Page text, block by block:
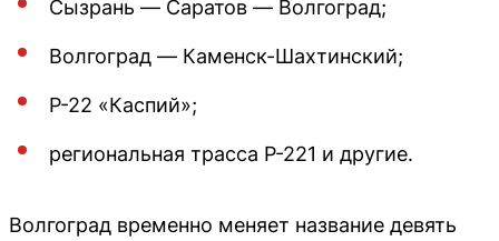
Сызрань — Саратов — Волгоград;
Волгоград — Каменск-Шахтинский;
Р-22 «Каспий»;
региональная трасса Р-221 и другие.
Волгоград временно меняет название девять